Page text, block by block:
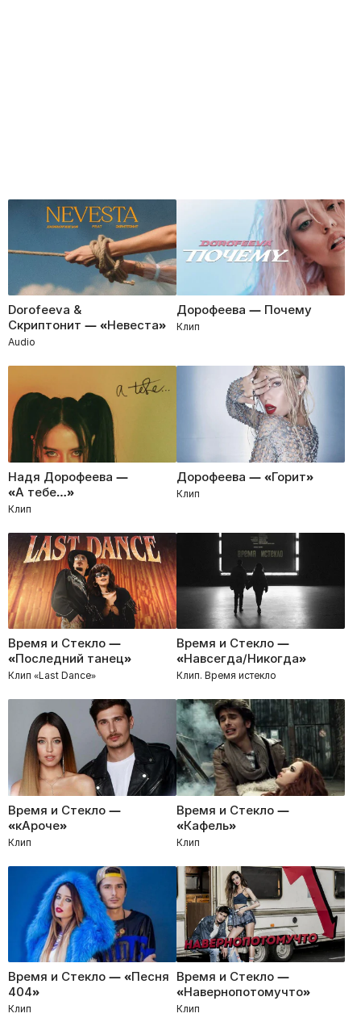
Dorofeeva &
Скриптонит — «Невеста»
Audio
Дорофеева — Почему
Клип
Надя Дорофеева —
«А тебе…»
Клип
Дорофеева — «Горит»
Клип
Время и Стекло —
«Последний танец»
Клип «Last Dance»
Время и Стекло —
«Навсегда/Никогда»
Клип. Время истекло
Время и Стекло —
«кАроче»
Клип
Время и Стекло —
«Кафель»
Клип
Время и Стекло — «Песня
404»
Клип
Время и Стекло —
«Навернопотомучто»
Клип